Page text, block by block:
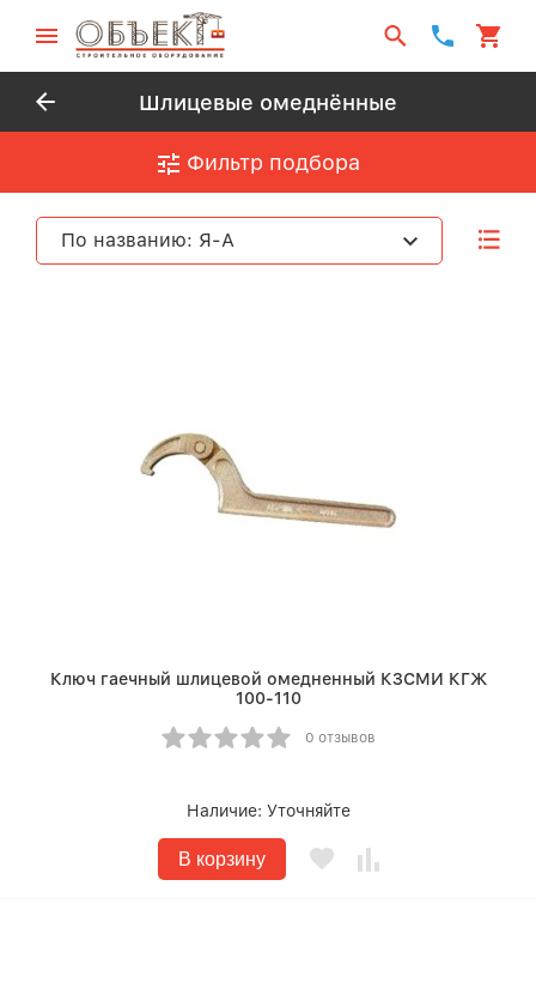
Шлицевые омеднённые
Фильтр подбора
По названию: Я-А
Ключ гаечный шлицевой омедненный КЗСМИ КГЖ
100-110
0 отзывов
Наличие: Уточняйте
В корзину